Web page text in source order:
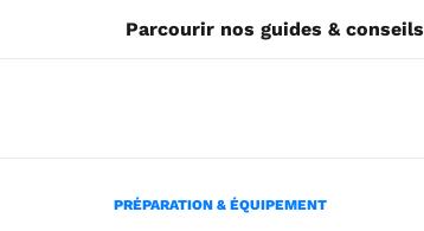
Parcourir nos guides & conseils
PRÉPARATION & ÉQUIPEMENT